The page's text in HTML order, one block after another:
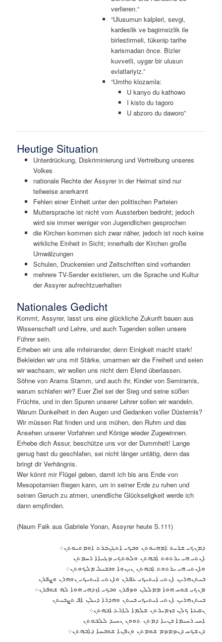
verlieren.“
“Ulusumun kalpleri, sevgi,
kardeslik ve bagimsizlik ile
birlestirmeli, tükenip tarihe
karismadan önce. Bizler
kuvvetli, uygar bir ulusun
evlatlariyiz.”
“Umtho klozamla:
U kanyo du kathowo
I kisto du tagoro
U abzoro du daworo”
Heutige Situation
Unterdrückung, Diskriminierung und Vertreibung unseres
Volkes
nationale Rechte der Assyrer in der Heimat sind nur
teilweise anerkannt
Fehlen einer Einheit unter den politischen Parteien
Muttersprache ist nicht vom Aussterben bedroht; jedoch
wird sie immer weniger von Jugendlichen gesprochen
die Kirchen kommen sich zwar näher, jedoch ist noch keine
wirkliche Einheit in Sicht; innerhalb der Kirchen große
Umwälzungen
Schulen, Druckereien und Zeitschriften sind vorhanden
mehrere TV-Sender existieren, um die Sprache und Kultur
der Assyrer aufrechtzuerhalten
Nationales Gedicht
Kommt, Assyrer, lasst uns eine glückliche Zukunft bauen aus
Wissenschaft und Lehre, und auch Tugenden sollen unsere
Führer sein.
Erheben wir uns alle miteinander, denn Einigkeit macht stark!
Bekleiden wir uns mit Stärke, umarmen wir die Freiheit und seien
wir wachsam, wir wollen uns nicht dem Elend überlassen.
Söhne von Arams Stamm, und auch ihr, Kinder von Semiramis,
warum schlafen wir? Euer Ziel sei der Sieg und seine süßen
Früchte, und in den Spuren unserer Lehrer sollen wir wandeln.
Warum Dunkelheit in den Augen und Gedanken voller Düsternis?
Wir müssen Rat finden und uns mühen, den Ruhm und das
Ansehen unserer Vorfahren und Könige wieder Zugewinnen.
Erhebe dich Assur, beschütze uns vor der Dummheit! Lange
genug hast du geschlafen, sei nicht länger untätig, denn das
bringt dir Verhängnis.
Wer könnt mir Flügel geben, damit ich bis ans Ende von
Mesopotamien fliegen kann, um in seiner Erde zu ruhen und
seinen Geruch zu atmen, unendliche Glückseligkeit werde ich
dann empfinden.
(Naum Faik aus Gabriele Yonan, Assyrer heute S.111)
ܕܡܢܟܝ ܫܪܝܬ ܐܡܗܝܘܬܢ ܘܒܟܝ ܐܬܓܢܒܪܬ ܐܘܡܬܝܘܬܢ܀
ܐܢܬܝ ܗܝ ܝܪܬܘܬ ܐܒܗܬܢ ܘܠܘܬܟܝ ܤܓܝܐܐ ܪܚܡܬܢ
ܘܐܢܬܝ ܗܝ ܝܪܬܘܬ ܐܒܗܬܢ ܢܝܢܘܐ ܘܒܒܝܠ ܡܠܟܘܬܢ܀
ܒܝܬܢܗܪܝܢ ܐܢܬܝ ܐܝܬܝܟܝ ܥܦܪܢ ܘܐܢܬܝ ܐܝܬܝܟܝ ܢܘܗܪܢ ܘܨܦܪܢ
ܡܢܟܝ ܫܘܚ ܗܘܐ ܡܡܠܠܢ ܘܤܦܪܢ ܘܒܟܝ ܐܙܕܗܝ ܗܘܐ ܠܗ ܫܘܦܪܢ܀
ܒܝܬܢܗܪܝܢ ܐܢܬܝ ܐܝܬܝܟܝ ܒܝܬܢ ܘܗܕܪܐ ܕܝܠܢ ܐܦ ܬܨܒܝܬܢ
ܢܩܥܐ ܟܠܢ ܒܙܡܝܪܬܢ ܫܠܡܐ ܠܐܪܥ ܐܒܗܬܢ܀
ܐܚܝ ܪܚܝܡܐ ܒܢܝܐ ܕܡܬܢ ܬܘܘܢ ܢܚܝܕ ܠܠܒܘܬܢ
ܕܢܫܟܚ ܕܢܤܡܤܡ ܫܘܡܬܢ ܘܢܦܢܐ ܫܘܒܚܐ ܕܐܒܗܬܢ܀